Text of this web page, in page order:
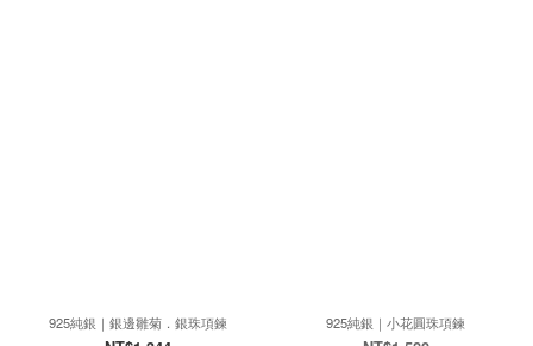
925純銀｜銀邊雛菊．銀珠項鍊 925純銀｜小花圓珠項鍊